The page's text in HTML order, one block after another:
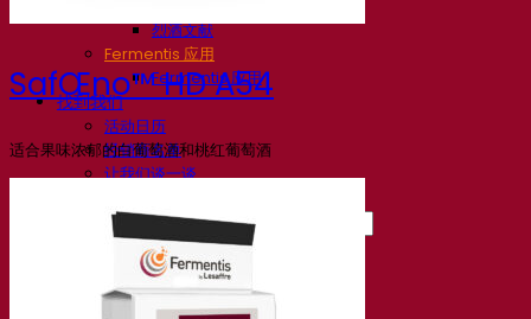
烈酒文献
Fermentis 应用
Fermentis 应用
找到我们
活动日历
经销商名单
让我们谈一谈
搜索：
SafŒno™ HD A54
适合果味浓郁的白葡萄酒和桃红葡萄酒